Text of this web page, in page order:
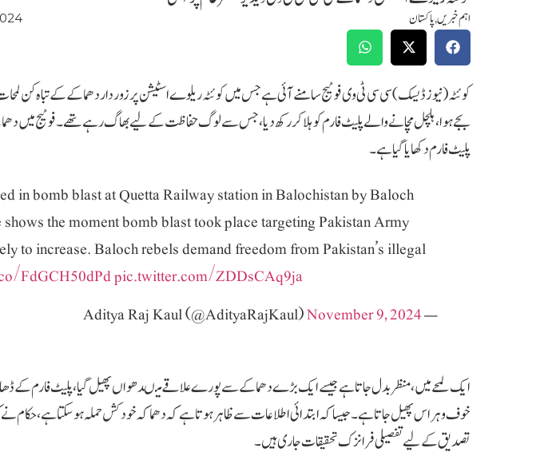
اہم خبریں,پاکستان
بجے ہوا، ہلچل مچانے والے پلیٹ فارم کو ہلا کر رکھ دیا، جس سے لوگ حفاظت کے لیے بھاگ رہے تھے۔فوٹیج میں
پلیٹ فارم دکھایا گیا ہے۔
in bomb blast at Quetta Railway station in Balochistan by Baloch
the moment bomb blast took place targeting Pakistan Army
to increase. Baloch rebels demand freedom from Pakistan’s illegal
FdGCH50dPdpic.twitter.com/ZDDsCAq9ja
— Aditya Raj Kaul (@AdityaRajKaul)
November 9, 2024
ایک لمحے میں، منظر بدل جاتا ہے جیسے ایک بڑے دھماکے سے پورے علاقے میںدھواں پھیل گیا، پلیٹ فارم کے
خوف و ہراس پھیل جاتا ہے۔جیسا کہ ابتدائی اطلاعات سے ظاہر ہوتا ہے کہ دھماکہ خودکش حملہ ہوسکتا ہے، حکام
تصدیق کے لیے تفصیلی فرانزک تحقیقات جاری ہیں۔